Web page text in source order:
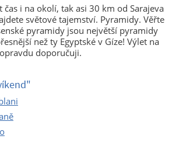
čas i na okolí, tak asi 30 km od Sarajeva
světové tajemství. Pyramidy. Věřte
pyramidy jsou největší pyramidy
než ty Egyptské v Gíze! Výlet na
doporučuji.